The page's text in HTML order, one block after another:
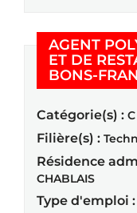
AGENT
ET DE
BONS-
Catégorie(s) : C
Filière(s) :
Résidence
CHABLAIS
Type d'emploi :